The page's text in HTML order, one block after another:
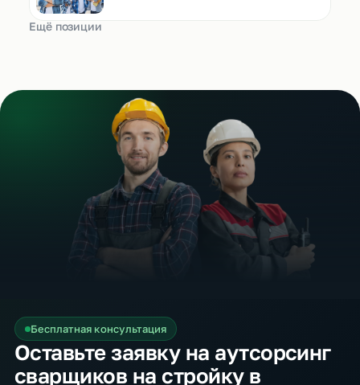
Ещё позиции
Бесплатная консультация
Оставьте заявку на аутсорсинг
сварщиков на стройку в